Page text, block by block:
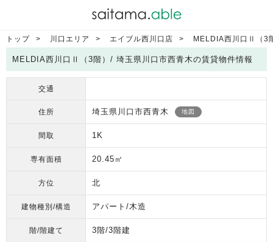
トップ 川口エリア エイブル西川口店 MELDIA西川口Ⅱ（3
MELDIA西川口Ⅱ（3階）/ 埼玉県川口市西青木の賃貸物件情報
交通
住所 埼玉県川口市西青木 地図
間取 1K
専有面積 20.45㎡
方位 北
建物種別/構造 アパート/木造
階/階建て 3階/3階建